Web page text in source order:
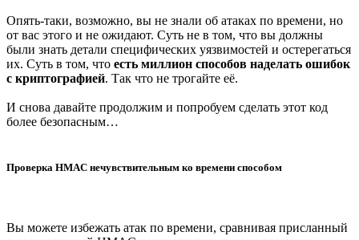
Опять-таки, возможно, вы не знали об атаках по времени, но
от вас этого и не ожидают. Суть не в том, что вы должны
были знать детали специфических уязвимостей и остерегаться
их. Суть в том, что есть миллион способов наделать ошибок
с криптографией. Так что не трогайте её.
И снова давайте продолжим и попробуем сделать этот код
более безопасным…
Проверка HMAC нечувствительным ко времени способом
Вы можете избежать атак по времени, сравнивая присланный